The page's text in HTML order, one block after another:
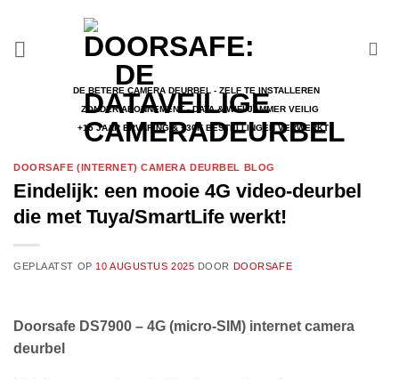
inhoud
DE BETERE CAMERA DEURBEL - ZELF TE INSTALLEREN
ZONDER ABONNEMENT - DATA & WIFI JAMMER VEILIG
+15 JAAR ERVARING & +30K BESTELLINGEN VERWERKT
DOORSAFE (INTERNET) CAMERA DEURBEL BLOG
Eindelijk: een mooie 4G video-deurbel
die met Tuya/SmartLife werkt!
GEPLAATST OP 10 AUGUSTUS 2025 DOOR DOORSAFE
Doorsafe DS7900 – 4G (micro-SIM) internet camera
deurbel